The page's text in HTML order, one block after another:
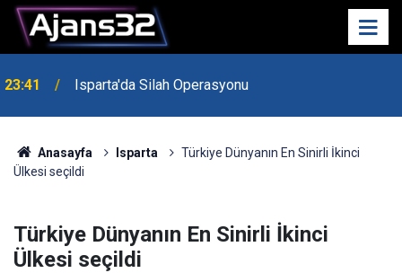
23:41 Isparta'da Silah Operasyonu
23:21 6 Mart Spor Salonu Yeniden Yükseliyor
Anasayfa Isparta
Türkiye Dünyanın En Sinirli İkinci
Ülkesi seçildi
Türkiye Dünyanın En Sinirli İkinci
Ülkesi seçildi